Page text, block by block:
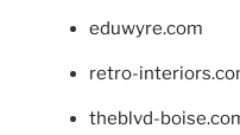
eduwyre.com
retro-
theblvd-